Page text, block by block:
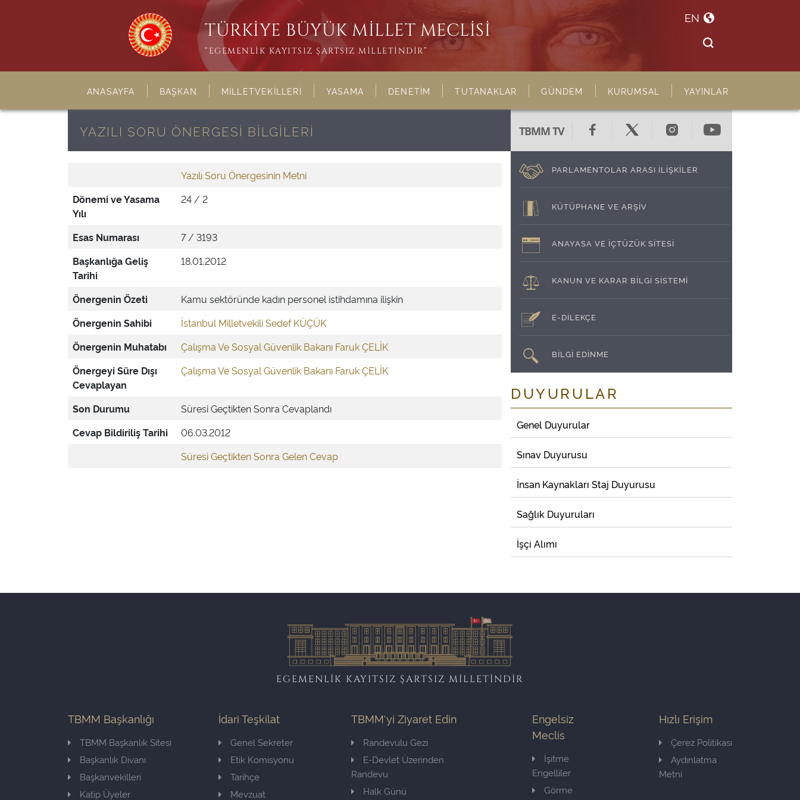
TÜRKİYE BÜYÜK MİLLET MECLİSİ
“EGEMENLİK KAYITSIZ ŞARTSIZ MİLLETİNDİR”
EN
ANASAYFA BAŞKAN MİLLETVEKİLLERİ YASAMA DENETİM TUTANAKLAR GÜNDEM KURUMSAL YAYINLAR
YAZILI SORU ÖNERGESİ BİLGİLERİ
Yazılı Soru Önergesinin Metni
Dönemi ve Yasama
Yılı
24 / 2
Esas Numarası
7 / 3193
Başkanlığa Geliş
Tarihi
18.01.2012
Önergenin Özeti
Kamu sektöründe kadın personel istihdamına ilişkin
Önergenin Sahibi
İstanbul Milletvekili Sedef KÜÇÜK
Önergenin Muhatabı
Çalışma Ve Sosyal Güvenlik Bakanı Faruk ÇELİK
Önergeyi Süre Dışı
Cevaplayan
Çalışma Ve Sosyal Güvenlik Bakanı Faruk ÇELİK
Son Durumu
Süresi Geçtikten Sonra Cevaplandı
Cevap Bildiriliş Tarihi
06.03.2012
Süresi Geçtikten Sonra Gelen Cevap
TBMM TV
PARLAMENTOLAR ARASI İLİŞKİLER
KÜTÜPHANE VE ARŞİV
ANAYASA VE İÇTÜZÜK SİTESİ
KANUN VE KARAR BİLGİ SİSTEMİ
E-DİLEKÇE
BİLGİ EDİNME
DUYURULAR
Genel Duyurular
Sınav Duyurusu
İnsan Kaynakları Staj Duyurusu
Sağlık Duyuruları
İşçi Alımı
EGEMENLİK KAYITSIZ ŞARTSIZ MİLLETİNDİR
TBMM Başkanlığı
TBMM Başkanlık Sitesi
Başkanlık Divanı
Başkanvekilleri
Katip Üyeler
İdari Teşkilat
Genel Sekreter
Etik Komisyonu
Tarihçe
Mevzuat
TBMM'yi Ziyaret Edin
Randevulu Gezi
E-Devlet Üzerinden
Randevu
Halk Günü
Engelsiz
Meclis
İşitme
Engelliler
Görme
Hızlı Erişim
Çerez Politikası
Aydınlatma
Metni